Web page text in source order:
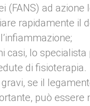
(FANS) ad
rapidamente il
casi, lo
di fisioterapia.
se il
può essere